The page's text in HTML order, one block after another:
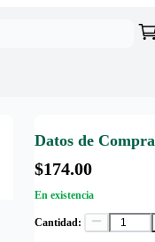
Datos de Compra
$174.00
En existencia
Cantidad: